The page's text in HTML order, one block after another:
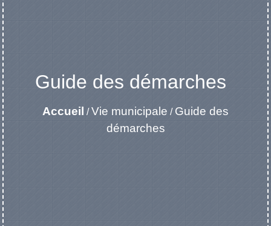
Guide des démarches
Accueil /Vie municipale / Guide des
démarches